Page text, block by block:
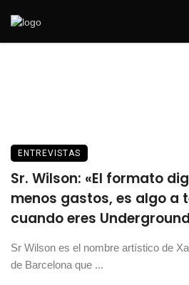
ENTREVISTAS
Sr. Wilson: «El formato
menos gastos, es algo a
cuando eres
Sr Wilson es el nombre artístico de
de Barcelona que ...